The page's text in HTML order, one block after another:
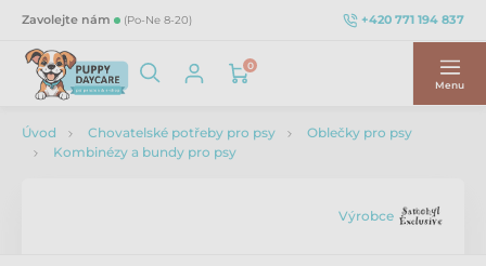
Zavolejte nám (Po-Ne 8-20) +420 771 194 837
0
Menu
Úvod Chovatelské potřeby pro psy
Oblečky pro psy
Kombinézy a bundy pro psy
Výrobce